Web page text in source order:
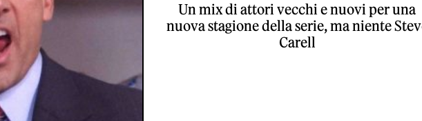
Un mix di attori vecchi e nuovi per una
nuova stagione della serie, ma niente
Carell